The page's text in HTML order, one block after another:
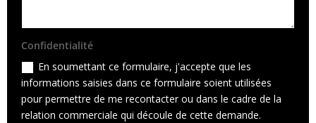
Confidentialité
En soumettant ce formulaire, j'accepte que les
informations saisies dans ce formulaire soient utilisées
pour permettre de me recontacter ou dans le cadre de la
relation commerciale qui découle de cette demande.